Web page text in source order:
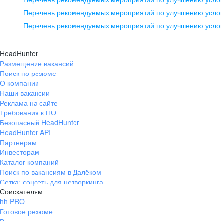
pr@ural.hh.ru
помещение 21
+7 383 207-94-64
pr@nsk.hh.ru
Перечень рекомендуемых мероприятий по улучшению
Перечень рекомендуемых мероприятий по улучшению
HeadHunter
Размещение вакансий
Поиск по резюме
О компании
Наши вакансии
Реклама на сайте
Требования к ПО
Безопасный HeadHunter
HeadHunter API
Партнерам
Инвесторам
Каталог компаний
Поиск по вакансиям в Далёком
Сетка: соцсеть для нетворкинга
Соискателям
hh PRO
Готовое резюме